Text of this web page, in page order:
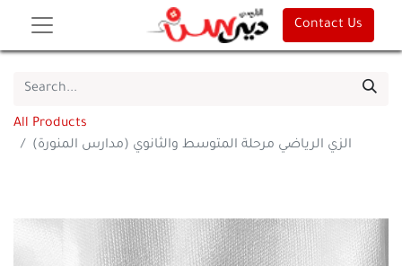
Contact Us
All Products
الزي الرياضي مرحلة المتوسط والثانوي (مدارس المنورة)